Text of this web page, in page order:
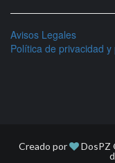
Avisos Legales
Política de privacidad
Creado por DosPZ